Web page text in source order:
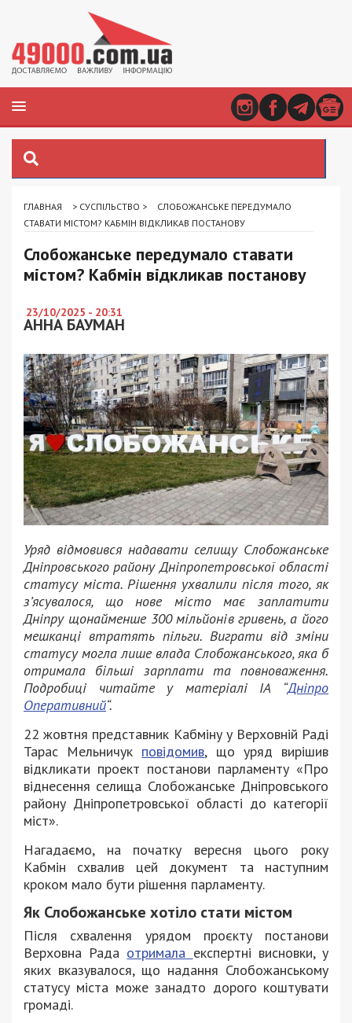
ГЛАВНАЯ > СУСПІЛЬСТВО >
СЛОБОЖАНСЬКЕ ПЕРЕДУМАЛО
СТАВАТИ МІСТОМ? КАБМІН ВІДКЛИКАВ ПОСТАНОВУ
Слобожанське передумало ставати
містом? Кабмін відкликав постанову
23/10/2025 - 20:31
АННА БАУМАН
Уряд відмовився надавати селищу Слобожанське
Дніпровського району Дніпропетровської області
статусу міста. Рішення ухвалили після того, як
з’ясувалося, що нове місто має заплатити
Дніпру щонайменше 300 мільйонів гривень, а його
мешканці втратять пільги. Виграти від зміни
статусу могла лише влада Слобожанського, яка б
отримала більші зарплати та повноваження.
Подробиці читайте у матеріалі ІА “Дніпро
Оперативний“.
22 жовтня представник Кабміну у Верховній Раді
Тарас Мельничук повідомив, що уряд вирішив
відкликати проект постанови парламенту «Про
віднесення селища Слобожанське Дніпровського
району Дніпропетровської області до категорії
міст».
Нагадаємо, на початку вересня цього року
Кабмін схвалив цей документ та наступним
кроком мало бути рішення парламенту.
Як Слобожанське хотіло стати містом
Після схвалення урядом проєкту постанови
Верховна Рада отримала експертні висновки, у
яких вказувалося, що надання Слобожанському
статусу міста може занадто дорого коштувати
громаді.